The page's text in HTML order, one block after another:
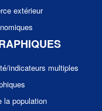
extérieur
indicateurs multiples
la population